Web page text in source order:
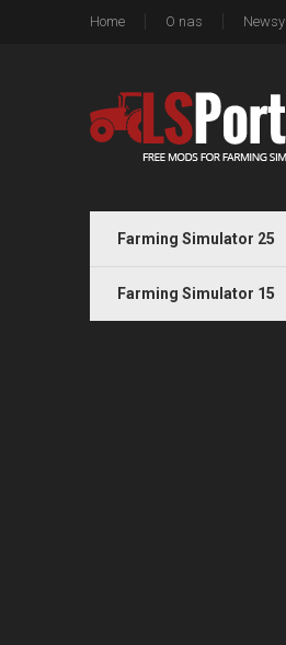
Home O nas Newsy
Farming Simulator 25
Farming Simulator 15